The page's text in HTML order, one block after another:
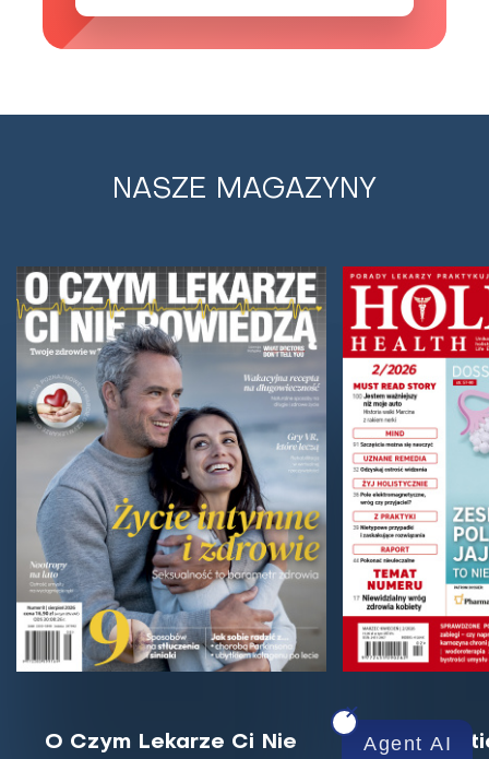
Agent AI
NASZE MAGAZYNY
O Czym Lekarze Ci Nie